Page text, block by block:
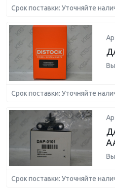
Срок поставки: Уточняйте
Срок поставки: Уточняйте
Срок поставки: Уточняйте